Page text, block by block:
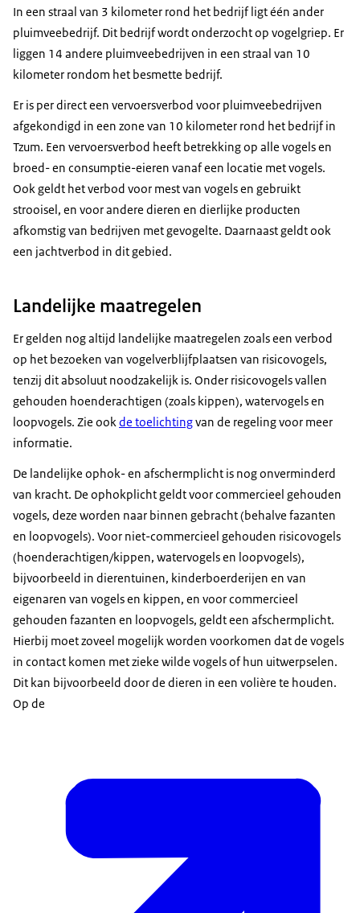
In een straal van 3 kilometer rond het bedrijf ligt één ander
pluimveebedrijf. Dit bedrijf wordt onderzocht op vogelgriep. Er
liggen 14 andere pluimveebedrijven in een straal van 10
kilometer rondom het besmette bedrijf.
Er is per direct een vervoersverbod voor pluimveebedrijven
afgekondigd in een zone van 10 kilometer rond het bedrijf in
Tzum. Een vervoersverbod heeft betrekking op alle vogels en
broed- en consumptie-eieren vanaf een locatie met vogels.
Ook geldt het verbod voor mest van vogels en gebruikt
strooisel, en voor andere dieren en dierlijke producten
afkomstig van bedrijven met gevogelte. Daarnaast geldt ook
een jachtverbod in dit gebied.
Landelijke maatregelen
Er gelden nog altijd landelijke maatregelen zoals een verbod
op het bezoeken van vogelverblijfplaatsen van risicovogels,
tenzij dit absoluut noodzakelijk is. Onder risicovogels vallen
gehouden hoenderachtigen (zoals kippen), watervogels en
loopvogels. Zie ook de toelichtingvan de regeling voor meer
informatie.
De landelijke ophok- en afschermplicht is nog onverminderd
van kracht. De ophokplicht geldt voor commercieel gehouden
vogels, deze worden naar binnen gebracht (behalve fazanten
en loopvogels). Voor niet-commercieel gehouden risicovogels
(hoenderachtigen/kippen, watervogels en loopvogels),
bijvoorbeeld in dierentuinen, kinderboerderijen en van
eigenaren van vogels en kippen, en voor commercieel
gehouden fazanten en loopvogels, geldt een afschermplicht.
Hierbij moet zoveel mogelijk worden voorkomen dat de vogels
in contact komen met zieke wilde vogels of hun uitwerpselen.
Dit kan bijvoorbeeld door de dieren in een volière te houden.
Op de